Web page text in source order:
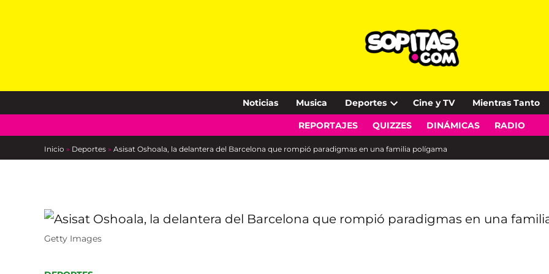
Noticias Musica Deportes
Open
dropdown
Cine y TV Mientras Tanto
REPORTAJES QUIZZES DINÁMICAS RADIO
Inicio » Deportes » Asisat Oshoala, la delantera del Barcelona que rompió paradigmas en una familia polígama
Getty Images